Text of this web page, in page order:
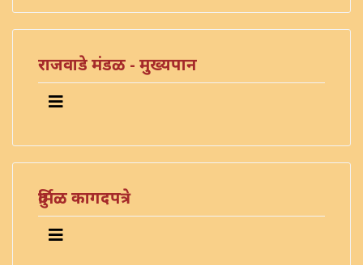
राजवाडे मंडळ - मुख्यपान
दुर्मिळ कागदपत्रे